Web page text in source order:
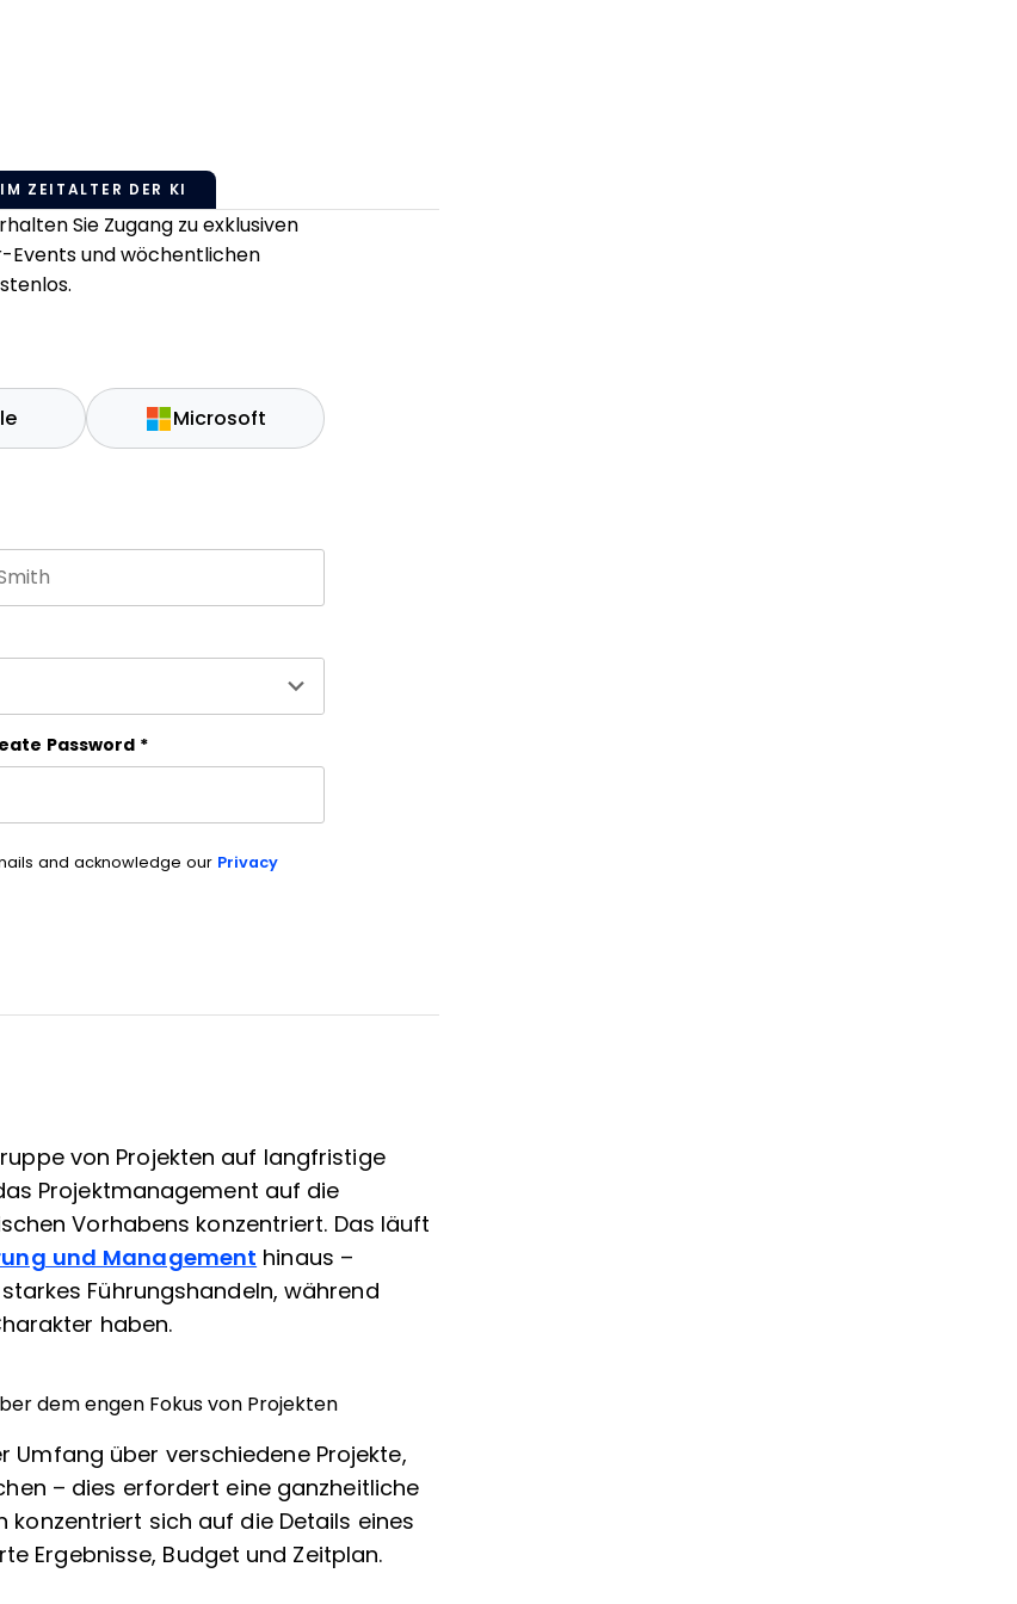
ZEITALTER DER KI
Sie Zugang zu exklusiven
Events und wöchentlichen
Microsoft
be left unchanged.
Password *
and acknowledge our Privacy
von Projekten auf langfristige
Projektmanagement auf die
Vorhabens konzentriert. Das läuft
und Management hinaus –
Führungshandeln, während
haben.
dem engen Fokus von Projekten
über verschiedene Projekte,
– dies erfordert eine ganzheitliche
sich auf die Details eines
Ergebnisse, Budget und Zeitplan.